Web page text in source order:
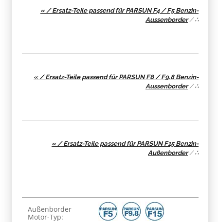
« / Ersatz-Teile passend für PARSUN F4 / F5 Benzin-
Aussenborder/∴
« / Ersatz-Teile passend für PARSUN F8 / F9.8 Benzin-
Aussenborder/∴
« / Ersatz-Teile passend für PARSUN F15 Benzin-
Außenborder/∴
Produkteigenschaft
Wert
Außenborder
Motor-Typ: